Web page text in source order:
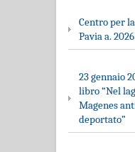
Centro per
Pavia a.
23 gennaio
libro “Nel
Magenes
deportato”